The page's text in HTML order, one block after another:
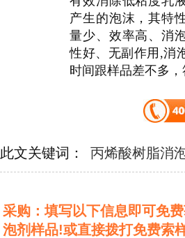
产生的泡沫，其特
量少、效率高、消
性好、无副作用,消
时间跟样品差不多，
此文关键词： 丙烯酸树脂消
采购：填写以下信息即可免
泡剂样品!或直接拨打免费索